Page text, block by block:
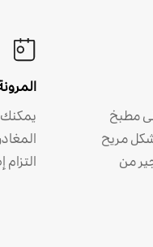
مطبخ
مريح
من
يمكنك